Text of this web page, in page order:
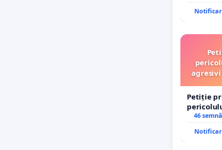
Petiție
agresivi
46